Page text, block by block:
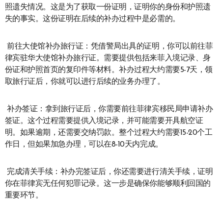
照遗失情况。这是为了获取一份证明，证明你的身份和护照遗
失的事实。这份证明在后续的补办过程中是必需的。
‌前往大使馆补办旅行证‌：凭借警局出具的证明，你可以前往菲
律宾驻华大使馆补办旅行证。需要提供包括来菲入境记录、身
份证和护照首页的复印件等材料。补办过程大约需要5-7天，领
取旅行证后，你就可以进行后续的业务办理了。
‌补办签证‌：拿到旅行证后，你需要前往菲律宾移民局申请补办
签证。这个过程需要提供入境记录，并可能需要开具航空证
明。如果逾期，还需要交纳罚款。整个过程大约需要15-20个工
作日，但如果加急办理，可以在8-10天内完成。
‌完成清关手续‌：补办完签证后，你还需要进行清关手续，证明
你在菲律宾无任何犯罪记录。这一步是确保你能够顺利回国的
重要环节。